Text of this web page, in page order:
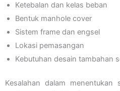
Ketebalan dan kelas beban
Bentuk manhole cover
Sistem frame dan engsel
Lokasi pemasangan
Kebutuhan desain tambahan
Kesalahan dalam menentukan